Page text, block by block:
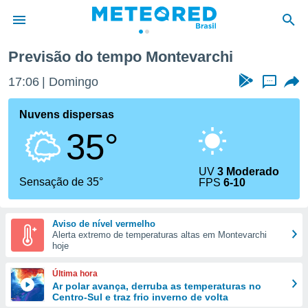
da
fornecidas
a este
das
e
forma
digital
Previsão do tempo Montevarchi
17:06 Domingo ...
Nuvens dispersas
35°
Sensação de 35°
UV3 Moderado
FPS6-10
Aviso de nível vermelho
Alerta extremo de temperaturas altas em Montevarchi
hoje
Última hora
Ar polar avança, derruba as temperaturas no
Centro-Sul e traz frio inverno de volta